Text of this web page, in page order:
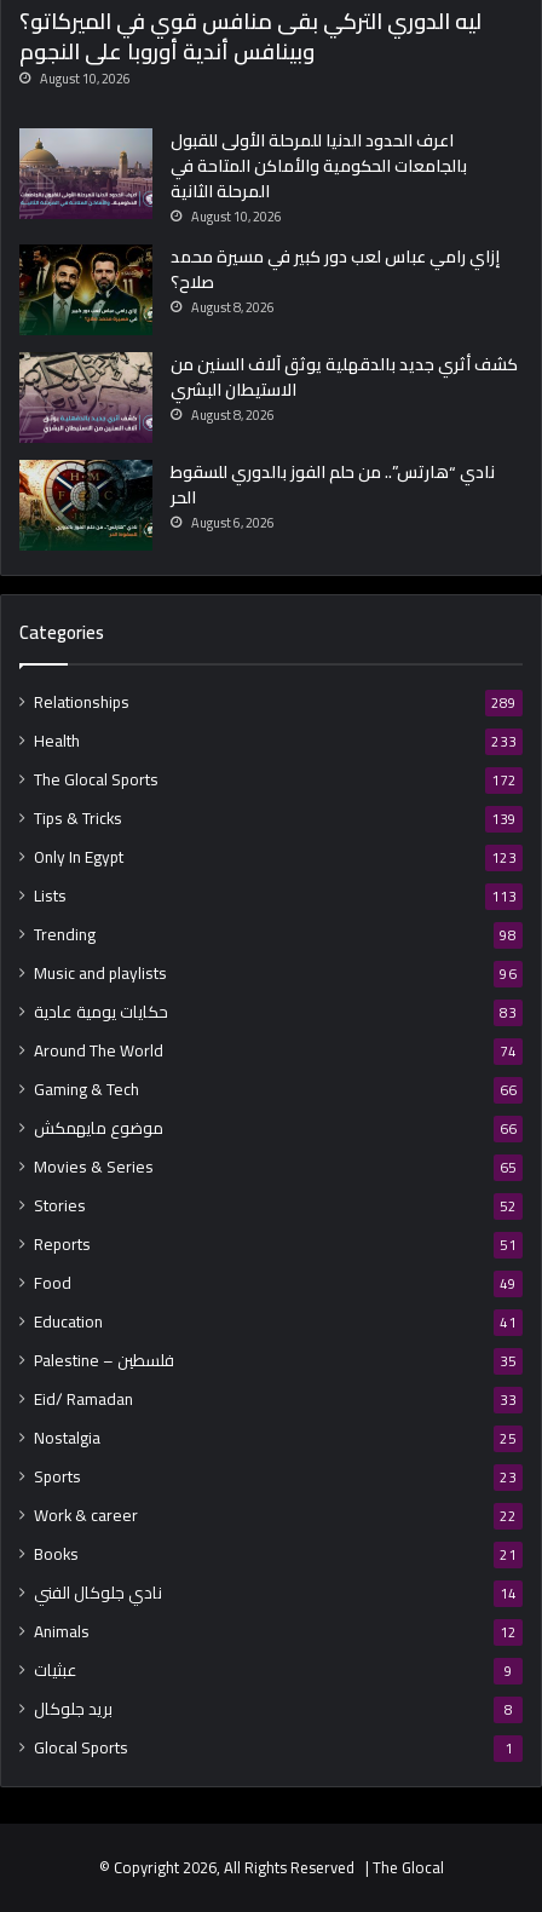
ليه الدوري التركي بقى منافس قوي في الميركاتو؟
وبينافس أندية أوروبا على النجوم
August 10, 2026
اعرف الحدود الدنيا للمرحلة الأولى للقبول
بالجامعات الحكومية والأماكن المتاحة في
المرحلة الثانية
August 10, 2026
إزاي رامي عباس لعب دور كبير في مسيرة محمد
صلاح؟
August 8, 2026
كشف أثري جديد بالدقهلية يوثق آلاف السنين من
الاستيطان البشري
August 8, 2026
نادي “هارتس”.. من حلم الفوز بالدوري للسقوط
الحر
August 6, 2026
Categories
Relationships 289
Health 233
The Glocal Sports 172
Tips & Tricks 139
Only In Egypt 123
Lists 113
Trending 98
Music and playlists 96
حكايات يومية عادية 83
Around The World 74
Gaming & Tech 66
موضوع مايهمكش 66
Movies & Series 65
Stories 52
Reports 51
Food 49
Education 41
Palestine – فلسطين 35
Eid/ Ramadan 33
Nostalgia 25
Sports 23
Work & career 22
Books 21
نادي جلوكال الفني 14
Animals 12
عبثيات 9
بريد جلوكال 8
Glocal Sports 1
© Copyright 2026, All Rights Reserved | The Glocal